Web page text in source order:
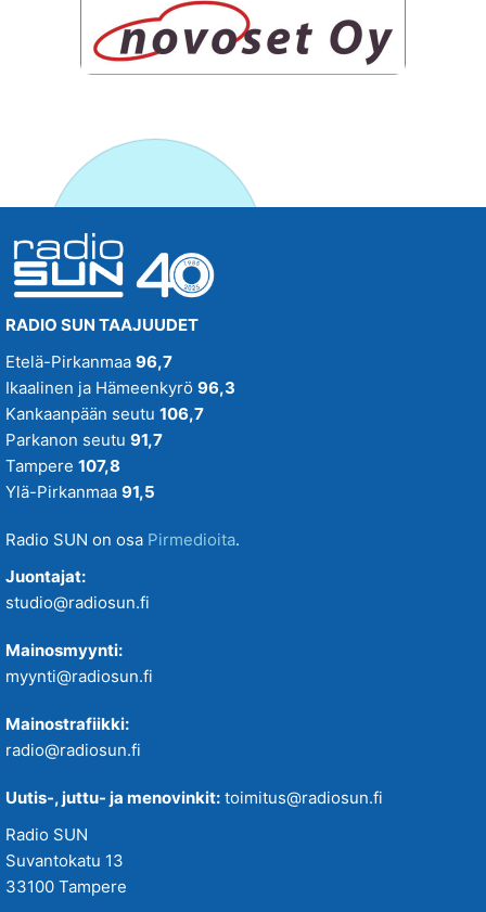
RADIO SUN TAAJUUDET
Etelä-Pirkanmaa 96,7
Ikaalinen ja Hämeenkyrö 96,3
Kankaanpään seutu 106,7
Parkanon seutu 91,7
Tampere 107,8
Ylä-Pirkanmaa 91,5
Radio SUN on osa Pirmedioita.
Juontajat:
studio@radiosun.fi
Mainosmyynti:
myynti@radiosun.fi
Mainostrafiikki:
radio@radiosun.fi
Uutis-, juttu- ja menovinkit: toimitus@radiosun.fi
Radio SUN
Suvantokatu 13
33100 Tampere